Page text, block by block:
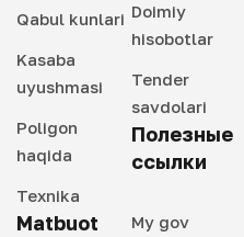
Qabul kunlari
Kasaba
uyushmasi
Poligon
haqida
Texnika
Matbuot
Doimiy
hisobotlar
Tender
savdolari
Полезные
ссылки
My gov